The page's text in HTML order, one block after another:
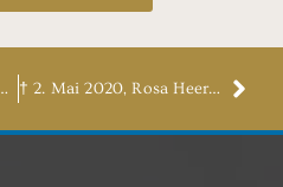
Twesten † 2. Mai 2020, Rosa Heerens, geb. Bünning